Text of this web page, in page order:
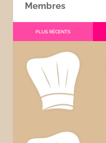
Membres
PLUS RÉCENTS